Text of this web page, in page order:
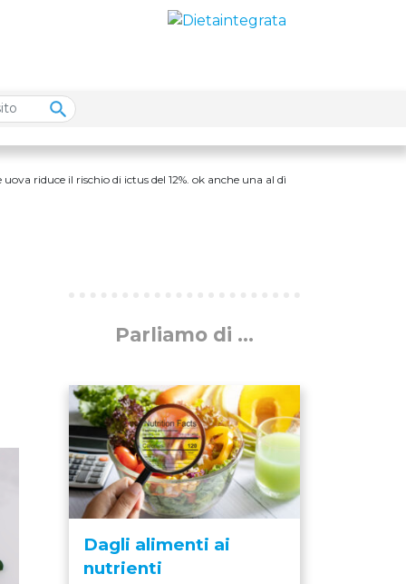
riduce il rischio di ictus del 12%. ok anche una al dì
Parliamo di ...
Dagli alimenti ai
nutrienti